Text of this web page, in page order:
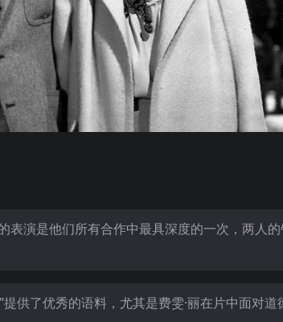
表演是他们所有合作中最具深度的一次，两人
供了优秀的语料，尤其是费雯·丽在片中面对道